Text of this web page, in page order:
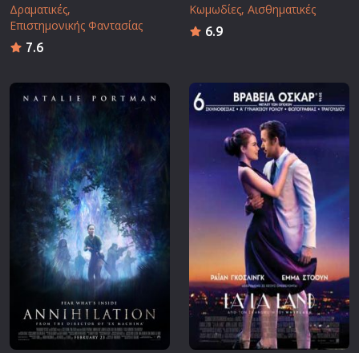
Δραματικές
Επιστημονικής Φαντασίας
7.6
Κωμωδίες Αισθηματικές
6.9